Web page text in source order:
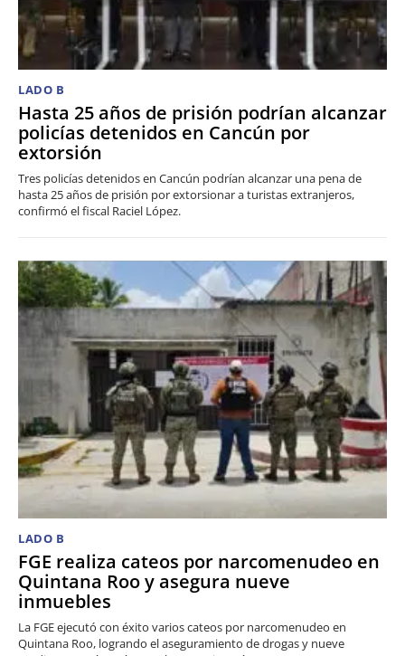
LADO B
Hasta 25 años de prisión podrían alcanzar
policías detenidos en Cancún por
extorsión
Tres policías detenidos en Cancún podrían alcanzar una pena de
hasta 25 años de prisión por extorsionar a turistas extranjeros,
confirmó el fiscal Raciel López.
LADO B
FGE realiza cateos por narcomenudeo en
Quintana Roo y asegura nueve
inmuebles
La FGE ejecutó con éxito varios cateos por narcomenudeo en
Quintana Roo, logrando el aseguramiento de drogas y nueve